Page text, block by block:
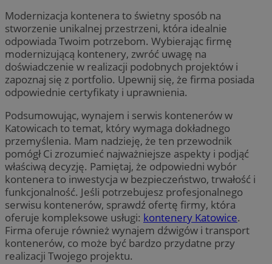
Modernizacja kontenera to świetny sposób na
stworzenie unikalnej przestrzeni, która idealnie
odpowiada Twoim potrzebom. Wybierając firmę
modernizującą kontenery, zwróć uwagę na
doświadczenie w realizacji podobnych projektów i
zapoznaj się z portfolio. Upewnij się, że firma posiada
odpowiednie certyfikaty i uprawnienia.
Podsumowując, wynajem i serwis kontenerów w
Katowicach to temat, który wymaga dokładnego
przemyślenia. Mam nadzieję, że ten przewodnik
pomógł Ci zrozumieć najważniejsze aspekty i podjąć
właściwą decyzję. Pamiętaj, że odpowiedni wybór
kontenera to inwestycja w bezpieczeństwo, trwałość i
funkcjonalność. Jeśli potrzebujesz profesjonalnego
serwisu kontenerów, sprawdź ofertę firmy, która
oferuje kompleksowe usługi: kontenery Katowice.
Firma oferuje również wynajem dźwigów i transport
kontenerów, co może być bardzo przydatne przy
realizacji Twojego projektu.